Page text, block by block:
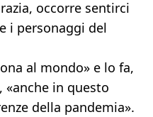
occorre sentirci
i personaggi del
al mondo» e lo fa,
«anche in questo
della pandemia».